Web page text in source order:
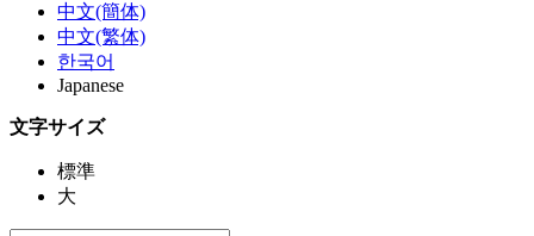
中文(簡体)
中文(繁体)
한국어
Japanese
文字サイズ
標準
大